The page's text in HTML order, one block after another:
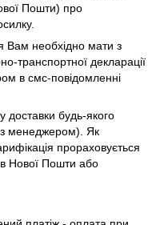
Пошти) про
Вам необхідно мати з
транспортної декларації
в смс-повідомленні
будь-якого
з менеджером). Як
прораховується
Нової Пошти або